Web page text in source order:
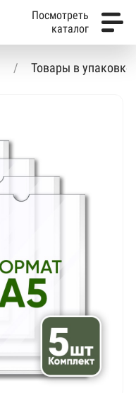
Посмотреть
каталог
Товары в упаковке